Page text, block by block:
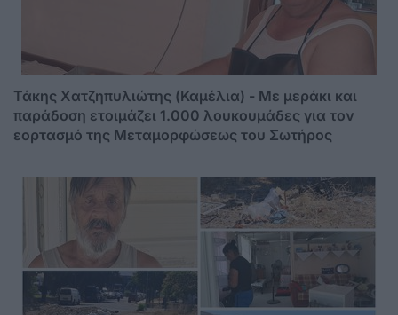
Τάκης Χατζηπυλιώτης (Καμέλια) - Με μεράκι και
παράδοση ετοιμάζει 1.000 λουκουμάδες για τον
εορτασμό της Μεταμορφώσεως του Σωτήρος